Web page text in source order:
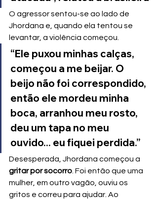
O agressor sentou-se ao lado de
Jhordana e, quando ela tentou se
levantar, a violência começou.
“Ele puxou minhas calças,
começou a me beijar. O
beijo não foi correspondido,
então ele mordeu minha
boca, arranhou meu rosto,
deu um tapa no meu
ouvido... eu fiquei perdida.”
Desesperada, Jhordana começou a
gritar por socorro . Foi então que uma
mulher, em outro vagão, ouviu os
gritos e correu para ajudar. Ao